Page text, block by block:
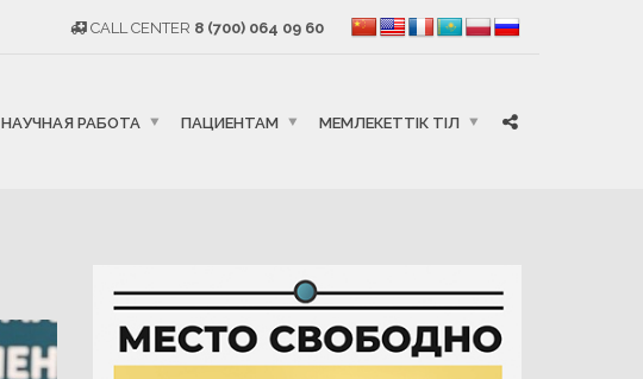
CALL CENTER 8 (700) 064 09 60
НАУЧНАЯ РАБОТА ПАЦИЕНТАМ МЕМЛЕКЕТТІК ТІЛ